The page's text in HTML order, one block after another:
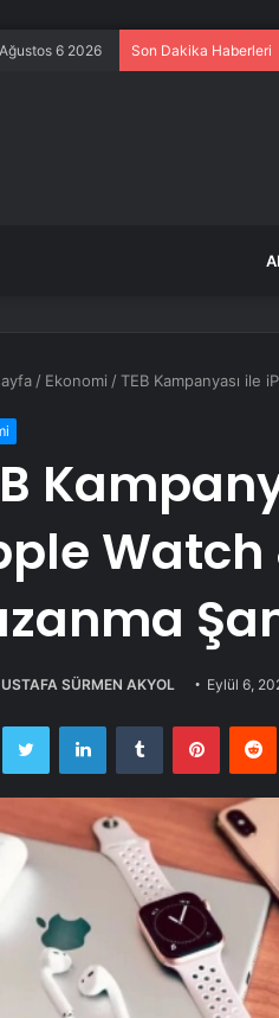
6 2026 Son Dakika Haberleri
/ Ekonomi /TEB Kampanyası ile
Watch
SÜRMEN AKYOL Eylül 6,
Twitter LinkedInTumblr Pinterest